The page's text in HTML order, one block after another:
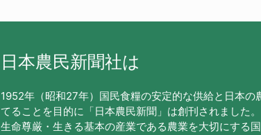
日本農民新聞社は
1952年（昭和27年）国民食糧の安定的な供給と日本の
てることを目的に「日本農民新聞」は創刊されました。
生命尊厳・生きる基本の産業である農業を大切にする